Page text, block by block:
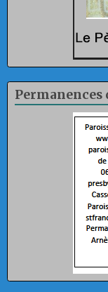
Permanences